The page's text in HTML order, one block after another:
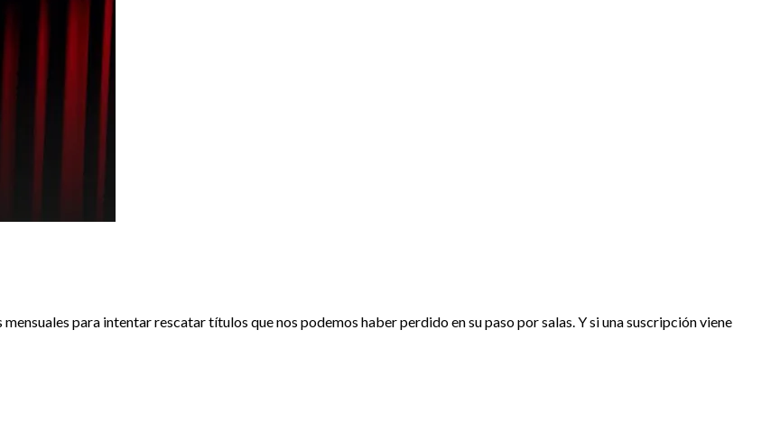
para intentar rescatar títulos que nos podemos haber perdido en su paso por salas. Y si una suscripción viene